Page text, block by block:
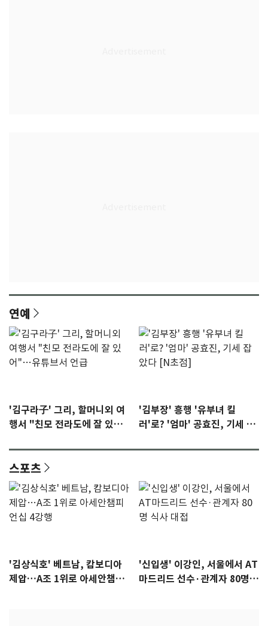
연예
'김구라子' 그리, 할머니외 여
행서 "친모 전라도에 잘 있
'김부장' 흥행 '유부녀 킬
러'로? '엄마' 공효진, 기세 잡
스포츠
'김상식호' 베트남, 캄보디아
제압…A조 1위로 아세안챔피
'신입생' 이강인, 서울에서 AT
마드리드 선수·관계자 80명